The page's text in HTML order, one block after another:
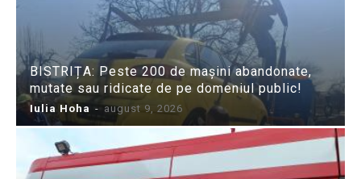
BISTRIȚA: Peste 200 de mașini abandonate,
mutate sau ridicate de pe domeniul public!
Iulia Hoha - august 9, 2026